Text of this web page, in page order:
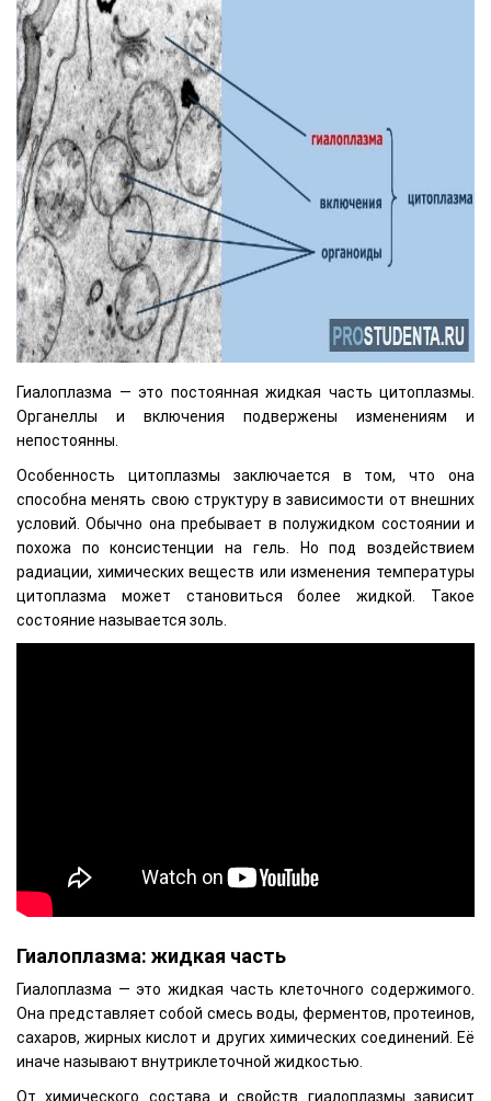
Гиалоплазма — это постоянная жидкая часть цитоплазмы.
Органеллы и включения подвержены изменениям и
непостоянны.
Особенность цитоплазмы заключается в том, что она
способна менять свою структуру в зависимости от внешних
условий. Обычно она пребывает в полужидком состоянии и
похожа по консистенции на гель. Но под воздействием
радиации, химических веществ или изменения температуры
цитоплазма может становиться более жидкой. Такое
состояние называется золь.
Гиалоплазма: жидкая часть
Гиалоплазма — это жидкая часть клеточного содержимого.
Она представляет собой смесь воды, ферментов, протеинов,
сахаров, жирных кислот и других химических соединений. Её
иначе называют внутриклеточной жидкостью.
От химического состава и свойств гиалоплазмы зависит